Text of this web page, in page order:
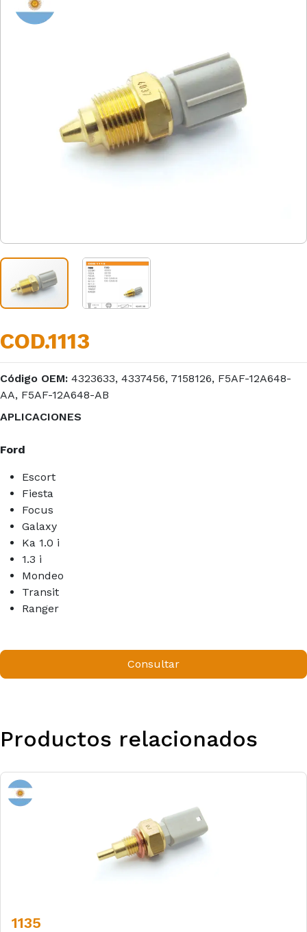
COD.1113
Código OEM: 4323633, 4337456, 7158126, F5AF-12A648-
AA, F5AF-12A648-AB
APLICACIONES
Ford
Escort
Fiesta
Focus
Galaxy
Ka 1.0 i
1.3 i
Mondeo
Transit
Ranger
Consultar
Productos relacionados
1135